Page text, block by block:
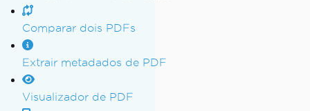
Comparar dois PDFs
Extrair metadados de PDF
Visualizador de PDF